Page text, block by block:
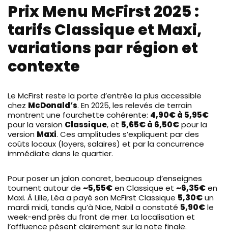
Prix Menu McFirst 2025 :
tarifs Classique et Maxi,
variations par région et
contexte
Le McFirst reste la porte d’entrée la plus accessible
chez McDonald’s. En 2025, les relevés de terrain
montrent une fourchette cohérente: 4,90€ à 5,95€
pour la version Classique, et 5,65€ à 6,50€pour la
version Maxi. Ces amplitudes s’expliquent par des
coûts locaux (loyers, salaires) et par la concurrence
immédiate dans le quartier.
Pour poser un jalon concret, beaucoup d’enseignes
tournent autour de ~5,55€en Classique et ~6,35€en
Maxi. À Lille, Léa a payé son McFirst Classique 5,30€un
mardi midi, tandis qu’à Nice, Nabil a constaté 5,90€le
week-end près du front de mer. La localisation et
l’affluence pèsent clairement sur la note finale.